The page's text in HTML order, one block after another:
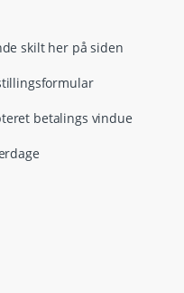
skilt her på siden
betalings vindue